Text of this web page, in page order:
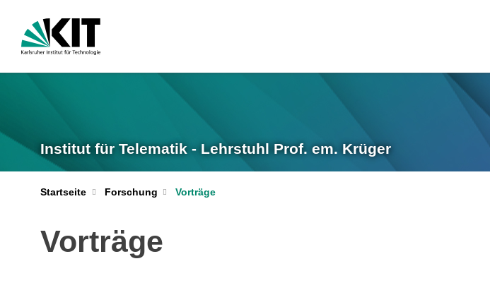
Institut für Telematik - Lehrstuhl Prof. em. Krüger
Startseite Forschung Vorträge
Vorträge